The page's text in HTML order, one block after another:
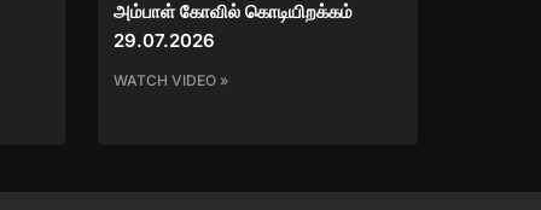
அம்பாள் கோவில் கொடியிறக்கம்
29.07.2026
WATCH VIDEO »